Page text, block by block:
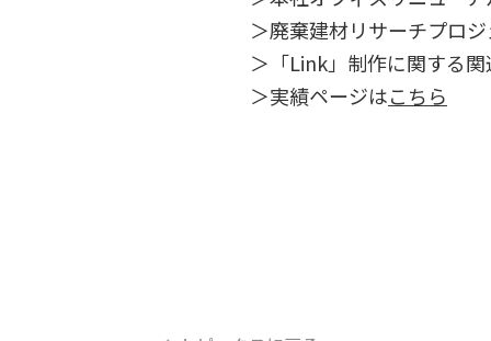
＞廃棄建材リサーチプロジ
＞「Link」制作に関する関
＞実績ページはこちら